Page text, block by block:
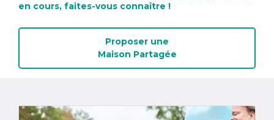
en cours, faites-vous connaître !
Proposer une
Maison Partagée